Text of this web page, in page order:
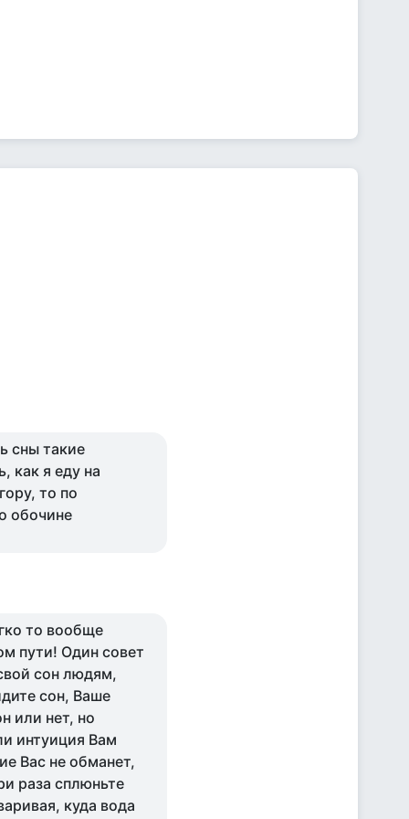
сны такие
как я еду на
то по
обочине
то вообще
пути! Один совет
сон людям,
сон, Ваше
или нет, но
интуиция Вам
Вас не обманет,
раза сплюньте
куда вода